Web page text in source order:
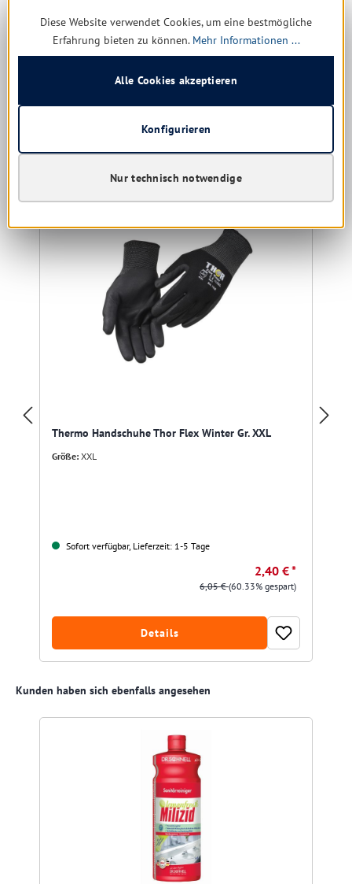
57,00 € *
Produktgalerie überspringen
Kunden kauften auch
Thermo Handschuhe Thor Flex Winter Gr. XXL
Größe: XXL
Sofort verfügbar, Lieferzeit: 1-5 Tage
2,40 € *
6,05 €(60.33% gespart)
Details
Produktgalerie überspringen
Kunden haben sich ebenfalls angesehen
Diese Website verwendet Cookies, um eine bestmögliche
Erfahrung bieten zu können. Mehr Informationen ...
Nur technisch notwendige
Konfigurieren
Alle Cookies akzeptieren